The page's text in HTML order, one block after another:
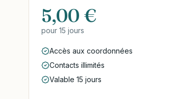
5,00 €
pour 15 jours
Accès aux coordonnées
Contacts illimités
Valable 15 jours